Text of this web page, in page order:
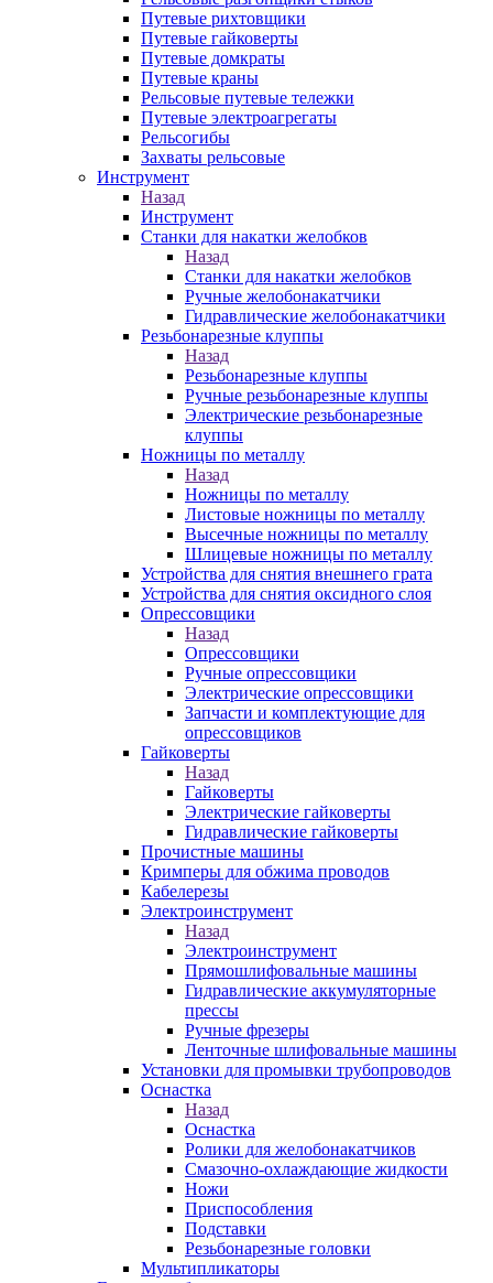
Путевые рихтовщики
Путевые гайковерты
Путевые домкраты
Путевые краны
Рельсовые путевые тележки
Путевые электроагрегаты
Рельсогибы
Захваты рельсовые
Инструмент
Назад
Инструмент
Станки для накатки желобков
Назад
Станки для накатки желобков
Ручные желобонакатчики
Гидравлические желобонакатчики
Резьбонарезные клуппы
Назад
Резьбонарезные клуппы
Ручные резьбонарезные клуппы
Электрические резьбонарезные
клуппы
Ножницы по металлу
Назад
Ножницы по металлу
Листовые ножницы по металлу
Высечные ножницы по металлу
Шлицевые ножницы по металлу
Устройства для снятия внешнего грата
Устройства для снятия оксидного слоя
Опрессовщики
Назад
Опрессовщики
Ручные опрессовщики
Электрические опрессовщики
Запчасти и комплектующие для
опрессовщиков
Гайковерты
Назад
Гайковерты
Электрические гайковерты
Гидравлические гайковерты
Прочистные машины
Кримперы для обжима проводов
Кабелерезы
Электроинструмент
Назад
Электроинструмент
Прямошлифовальные машины
Гидравлические аккумуляторные
прессы
Ручные фрезеры
Ленточные шлифовальные машины
Установки для промывки трубопроводов
Оснастка
Назад
Оснастка
Ролики для желобонакатчиков
Смазочно-охлаждающие жидкости
Ножи
Приспособления
Подставки
Резьбонарезные головки
Мультипликаторы